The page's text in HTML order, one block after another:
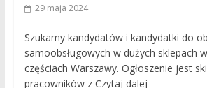
29 maja 2024
Szukamy kandydatów i kandydatki do
samoobsługowych w dużych sklepach
częściach Warszawy. Ogłoszenie jest
pracowników z Czytaj dalej